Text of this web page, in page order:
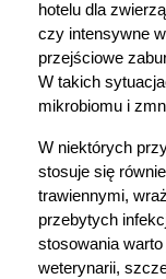
hotelu dla
czy intensywne
przejściowe
W takich
mikrobiomu i
W niektórych
stosuje się
trawiennymi,
przebytych
stosowania
weterynarii,